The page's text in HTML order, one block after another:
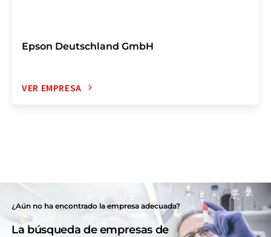
Epson Deutschland GmbH
VER EMPRESA
¿Aún no ha encontrado la empresa adecuada?
La búsqueda de empresas de